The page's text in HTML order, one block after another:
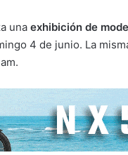
una exhibición de
4 de junio. La